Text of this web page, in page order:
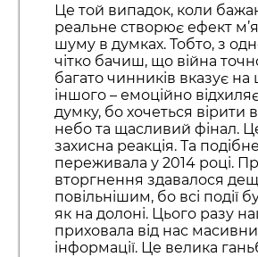
Це той випадок, коли
реальне створює ефект
шуму в думках. Тобто, з
чітко бачиш, що війна
багато чинників вказує на
іншого – емоційно
думку, бо хочеться вірити
небо та щасливий фінал.
захисна реакція. Та
переживала у 2014 році.
вторгнення здавалося
повільнішим, бо всі події
як на долоні. Цього разу
приховала від нас
інформації. Це велика